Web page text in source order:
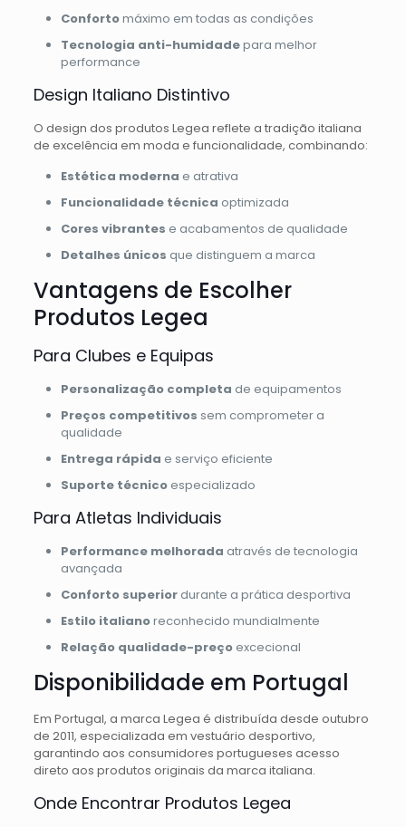
Confortomáximo em todas as condições
Tecnologia anti-humidadepara melhor
performance
Design Italiano Distintivo
O design dos produtos Legea reflete a tradição italiana
de excelência em moda e funcionalidade, combinando:
Estética moderna e atrativa
Funcionalidade técnica optimizada
Cores vibrantes e acabamentos de qualidade
Detalhes únicos que distinguem a marca
Vantagens de Escolher
Produtos Legea
Para Clubes e Equipas
Personalização completa de equipamentos
Preços competitivos sem comprometer a
qualidade
Entrega rápida e serviço eficiente
Suporte técnicoespecializado
Para Atletas Individuais
Performance melhorada através de tecnologia
avançada
Conforto superiordurante a prática desportiva
Estilo italianoreconhecido mundialmente
Relação qualidade-preçoexcecional
Disponibilidade em Portugal
Em Portugal, a marca Legea é distribuída desde outubro
de 2011, especializada em vestuário desportivo,
garantindo aos consumidores portugueses acesso
direto aos produtos originais da marca italiana.
Onde Encontrar Produtos Legea